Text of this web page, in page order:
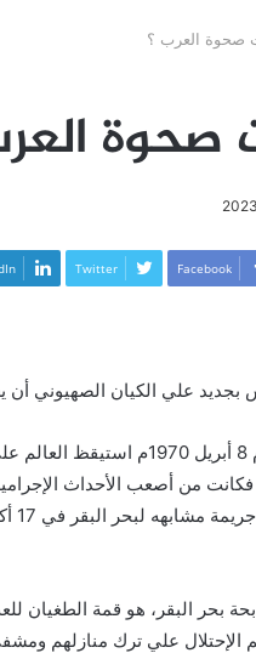
صحوة العرب ؟
صحوة
Facebook
Twitter
بجديد علي الكيان الصهيوني
فمنذ زمن ليس ببعيد في يوم 8
فكانت من أصعب الأحداث
بحر البقر، هو قمة الطغيان
الإحتلال علي ترك منازلهم